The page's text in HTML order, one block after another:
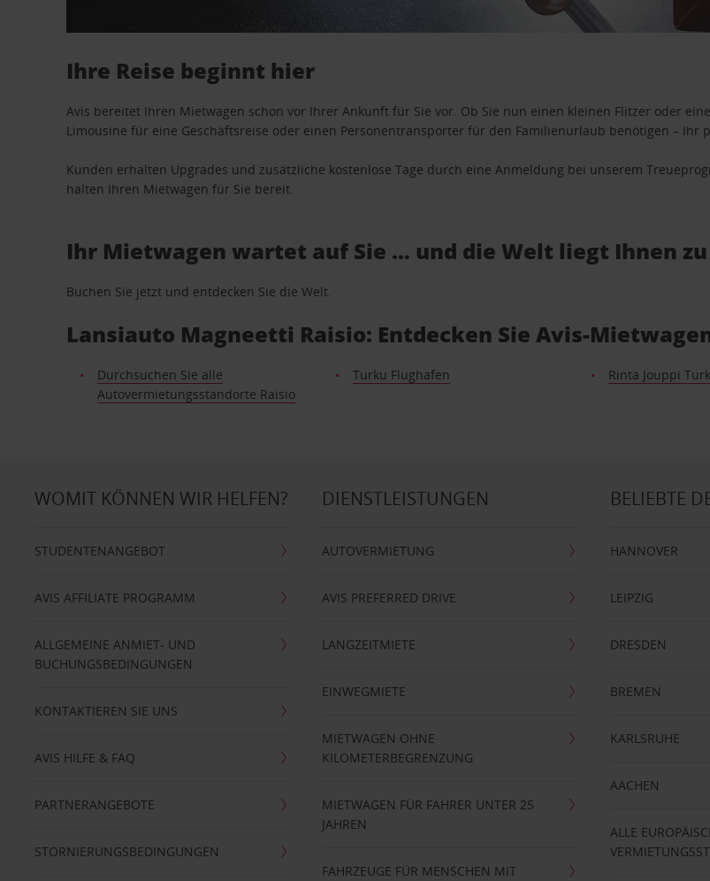
Ihre Reise beginnt hier
Avis bereitet Ihren Mietwagen schon vor Ihrer Ankunft für Sie vor. Ob Sie nun einen kleinen Flitzer oder
Limousine für eine Geschäftsreise oder einen Personentransporter für den Familienurlaub benötigen – Ihr
Kunden erhalten Upgrades und zusätzliche kostenlose Tage durch eine Anmeldung bei unserem
halten Ihren Mietwagen für Sie bereit.
Ihr Mietwagen wartet auf Sie … und die Welt liegt Ihnen
Buchen Sie jetzt und entdecken Sie die Welt.
Lansiauto Magneetti Raisio: Entdecken Sie Avis-
Durchsuchen Sie alle
Autovermietungsstandorte Raisio
Turku Flughafen Rinta Jouppi
WOMIT KÖNNEN WIR HELFEN?
STUDENTENANGEBOT
AVIS AFFILIATE PROGRAMM
ALLGEMEINE ANMIET- UND
BUCHUNGSBEDINGUNGEN
KONTAKTIEREN SIE UNS
AVIS HILFE & FAQ
PARTNERANGEBOTE
STORNIERUNGSBEDINGUNGEN
DIENSTLEISTUNGEN
AUTOVERMIETUNG
AVIS PREFERRED DRIVE
LANGZEITMIETE
EINWEGMIETE
MIETWAGEN OHNE
KILOMETERBEGRENZUNG
MIETWAGEN FÜR FAHRER UNTER 25
JAHREN
FAHRZEUGE FÜR MENSCHEN MIT
BELIEBTE
HANNOVER
LEIPZIG
DRESDEN
BREMEN
KARLSRUHE
AACHEN
ALLE